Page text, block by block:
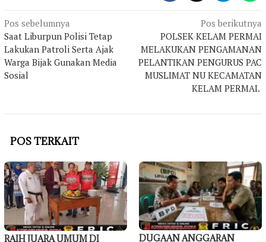
Navigasi
pos
Pos sebelumnya
Saat Liburpun Polisi Tetap
Lakukan Patroli Serta Ajak
Warga Bijak Gunakan Media
Sosial
Pos berikutnya
POLSEK KELAM PERMAI
MELAKUKAN PENGAMANAN
PELANTIKAN PENGURUS PAC
MUSLIMAT NU KECAMATAN
KELAM PERMAI.
POS TERKAIT
RAIH JUARA UMUM DI
DUGAAN ANGGARAN